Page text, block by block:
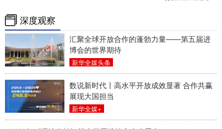
深度观察
汇聚全球开放合作的蓬勃力量——第五届进
博会的世界期待
新华全媒头条
数说新时代丨高水平开放成效显著 合作共赢
展现大国担当
新华全媒+